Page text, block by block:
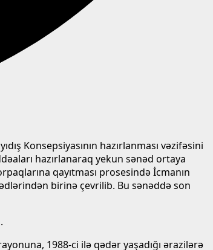
Konsepsiyasının hazırlanması vəzifəsini
hazırlanaraq yekun sənəd ortaya
qayıtması prosesində İcmanın
birinə çevrilib. Bu sənəddə son
1988-ci ilə qədər yaşadığı ərazilərə